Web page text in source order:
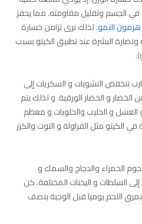
في الجسم وتقليل مقاومته. مما يحفز
النمو. لذلك نرى تزامن خسارة
البشرة عند تطبيق الكيتو بسبب
تنخفض النشويات و السكريات إلى
من الخضار و الخضار الورقية. و لذلك يتم
و العسل و الحليب والحلويات و معظم
الكيتو مثل الفراولة و التوت والكرز
الحمراء والدجاج والسمك و
السلطات و اليخنات المختلفة. كن
اللحم يوميا قبل الوجبة بنصف